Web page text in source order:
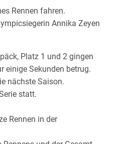
Rennen fahren.
Annika Zeyen
Platz 1 und 2 gingen
einige Sekunden betrug.
nächste Saison.
statt.
Rennen in der